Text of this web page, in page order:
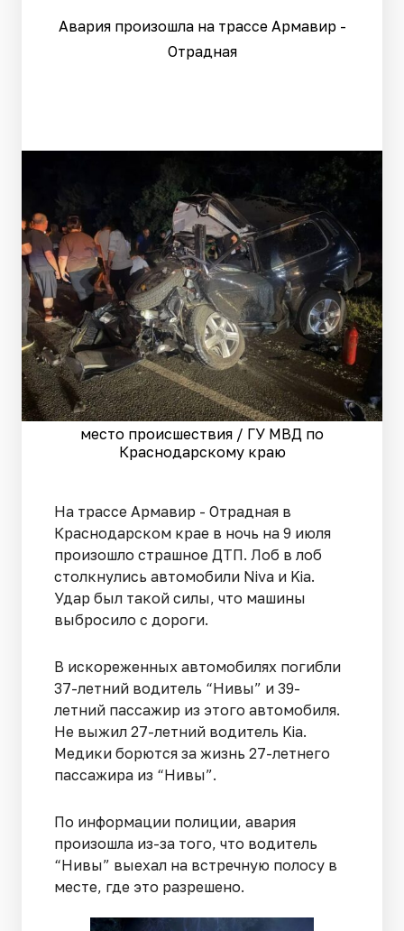
Авария произошла на трассе Армавир -
Отрадная
место происшествия / ГУ МВД по
Краснодарскому краю
На трассе Армавир - Отрадная в
Краснодарском крае в ночь на 9 июля
произошло страшное ДТП. Лоб в лоб
столкнулись автомобили Niva и Kia.
Удар был такой силы, что машины
выбросило с дороги.
В искореженных автомобилях погибли
37-летний водитель “Нивы” и 39-
летний пассажир из этого автомобиля.
Не выжил 27-летний водитель Kia.
Медики борются за жизнь 27-летнего
пассажира из “Нивы”.
По информации полиции, авария
произошла из-за того, что водитель
“Нивы” выехал на встречную полосу в
месте, где это разрешено.